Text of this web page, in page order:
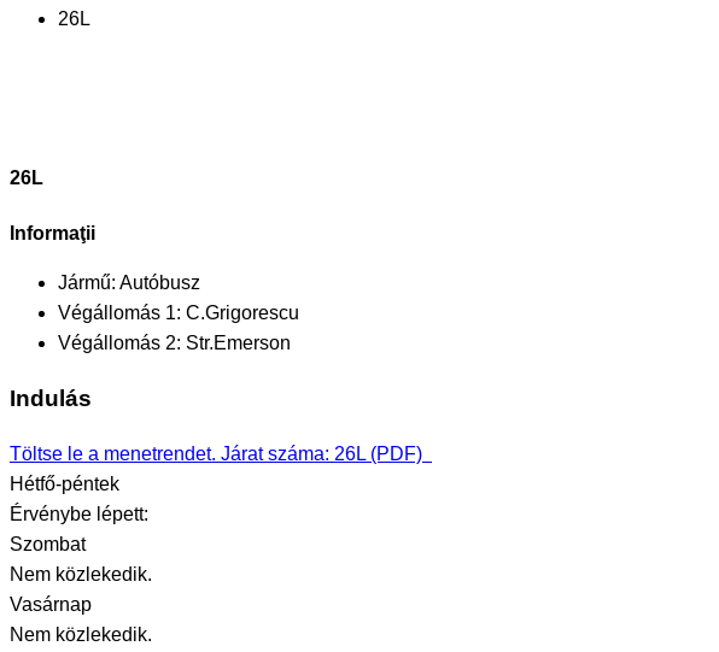
26L
26L
Informaţii
Jármű: Autóbusz
Végállomás 1: C.Grigorescu
Végállomás 2: Str.Emerson
Indulás
Töltse le a menetrendet. Járat száma: 26L (PDF)
Hétfő-péntek
Érvénybe lépett:
Szombat
Nem közlekedik.
Vasárnap
Nem közlekedik.